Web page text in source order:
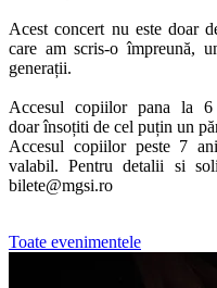
Acest concert nu este doar
care am scris-o împreună,
generații.
Accesul copiilor pana la
doar însoțiti de cel puțin un
Accesul copiilor peste 7
valabil. Pentru detalii si
bilete@mgsi.ro
Toate evenimentele